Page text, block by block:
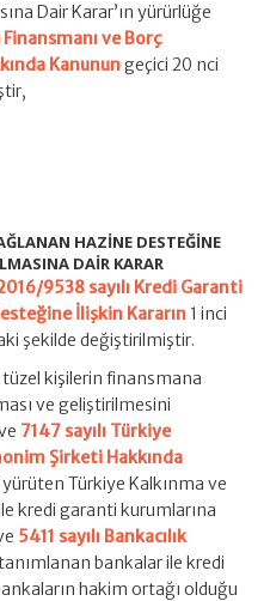
Dair Karar’ın yürürlüğe
ve Borç
Kanunungeçici 20 nci
HAZİNE DESTEĞİNE
DAİR KARAR
9538 sayılı Kredi Garanti
İlişkin Kararın 1 inci
şekilde değiştirilmiştir.
tüzel kişilerin finansmana
ve geliştirilmesini
7147 sayılı Türkiye
Şirketi Hakkında
Türkiye Kalkınma ve
kredi garanti kurumlarına
5411 sayılı Bankacılık
bankalar ile kredi
hakim ortağı olduğu